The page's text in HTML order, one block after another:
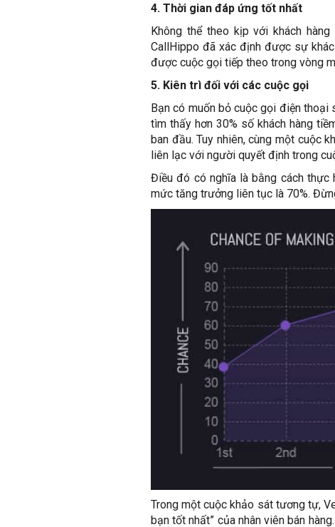
4. Thời gian đáp ứng tốt nhất
Không thể theo kịp với khách
CallHippo đã xác định được sự
được cuộc gọi tiếp theo trong vòng
5. Kiên trì đối với các cuộc gọi
Bạn có muốn bỏ cuộc gọi điện
tìm thấy hơn 30% số khách hàng
ban đầu. Tuy nhiên, cùng một cuộc
liên lạc với người quyết định trong
Điều đó có nghĩa là bằng cách thực
mức tăng trưởng liên tục là 70%.
Trong một cuộc khảo sát tương tự,
bạn tốt nhất” của nhân viên bán